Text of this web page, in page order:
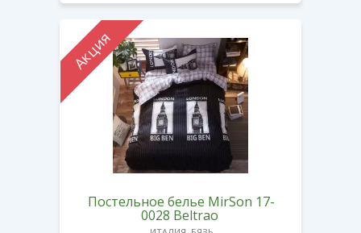
Акция
Постельное белье MirSon 17-
0028 Beltrao